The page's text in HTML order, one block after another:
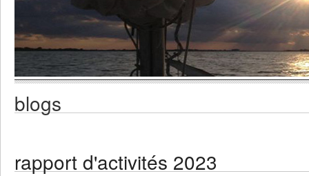
You are here
blogs
rapport d'activités 2023